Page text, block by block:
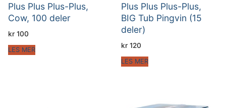
Plus Plus Plus-Plus,
Cow, 100 deler
kr 100
LES MER
Plus Plus Plus-Plus,
BIG Tub Pingvin (15
deler)
kr 120
LES MER